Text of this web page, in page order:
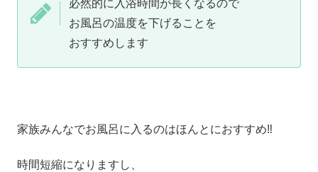
必然的に入浴時間が長くなるので
お風呂の温度を下げることを
おすすめします
家族みんなでお風呂に入るのはほんとにおすすめ‼️
時間短縮になりますし、